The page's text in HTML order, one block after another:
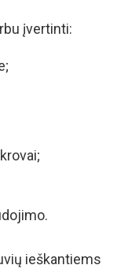
įvertinti:
ieškantiems